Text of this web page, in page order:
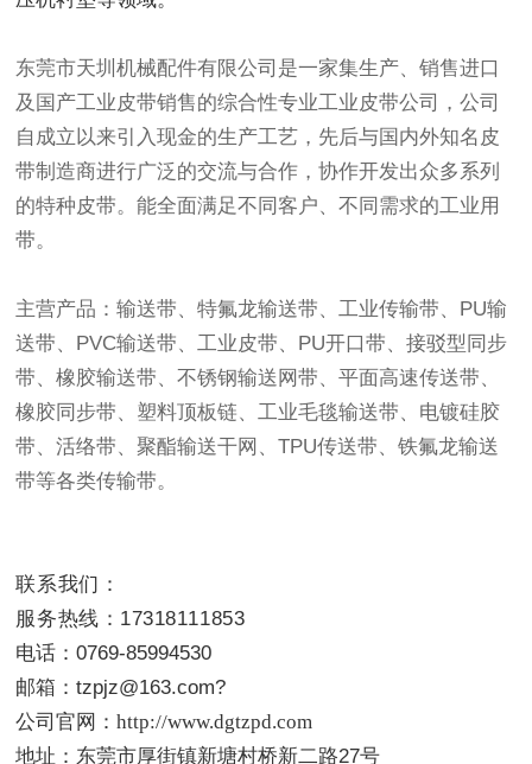
东莞市天圳机械配件有限公司是一家集生产、销售进口
及国产工业皮带销售的综合性专业工业皮带公司，公司
自成立以来引入现金的生产工艺，先后与国内外知名皮
带制造商进行广泛的交流与合作，协作开发出众多系列
的特种皮带。能全面满足不同客户、不同需求的工业用
带。
主营产品：输送带、特氟龙输送带、工业传输带、PU输
送带、PVC输送带、工业皮带、PU开口带、接驳型同步
带、橡胶输送带、不锈钢输送网带、平面高速传送带、
橡胶同步带、塑料顶板链、工业毛毯输送带、电镀硅胶
带、活络带、聚酯输送干网、TPU传送带、铁氟龙输送
带等各类传输带。
联系我们：
服务热线：17318111853
电话：0769-85994530
邮箱：tzpjz@163.com?
公司官网：http://www.dgtzpd.com
地址： 东莞市厚街镇新塘村桥新二路27号